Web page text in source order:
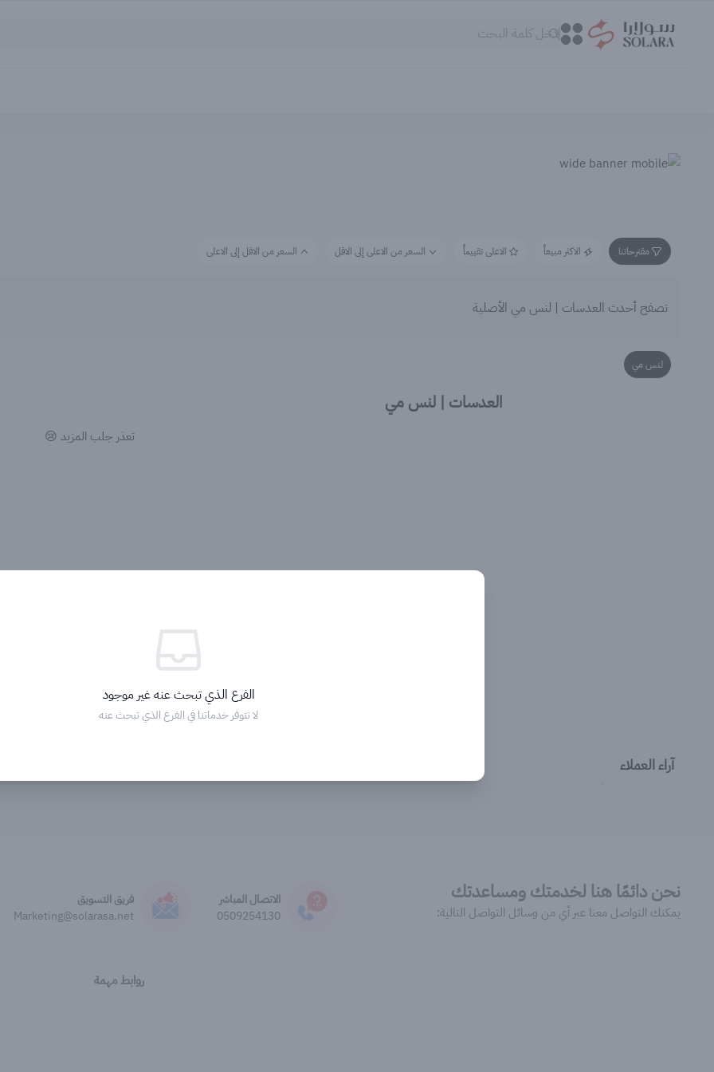
سولارا 0
مقترحاتنا الاكثر مبيعاً الاعلى تقييماً السعر من الاعلى إلى الاقل السعر من الاقل إلى الاعلى
تصفح أحدث العدسات | لنس مي الأصلية
لنس مي
العدسات | لنس مي
تعذر جلب المزيد 😢
آراء العملاء
نحن دائمًا هنا لخدمتك ومساعدتك
يمكنك التواصل معنا عبر أي من وسائل التواصل التالية:
الاتصال المباشر
0509254130
فريق التسويق
Marketing@solarasa.net
روابط مهمة
الفرع الذي تبحث عنه غير موجود
لا تتوفر خدماتنا في الفرع الذي تبحث عنه